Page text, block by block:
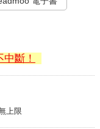
斷！
上限